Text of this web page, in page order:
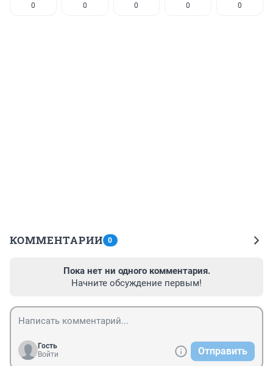
0 0 0 0 0
КОММЕНТАРИИ 0
Пока нет ни одного комментария.
Начните обсуждение первым!
Гость
Войти
Отправить